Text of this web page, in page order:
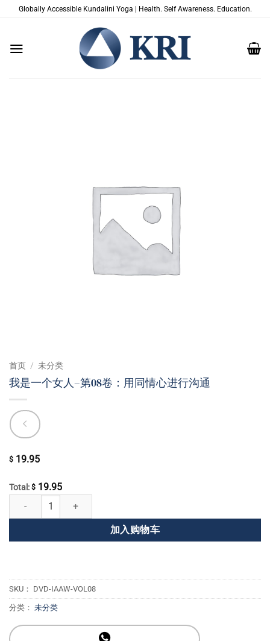
Globally Accessible Kundalini Yoga | Health. Self Awareness. Education.
首页 / 未分类
我是一个女人–第08卷：用同情心进行沟通
$ 19.95
Total: $ 19.95
我是一个女人--第08卷：用同情心进行沟通 数量
加入购物车
SKU： DVD-IAAW-VOL08
分类： 未分类